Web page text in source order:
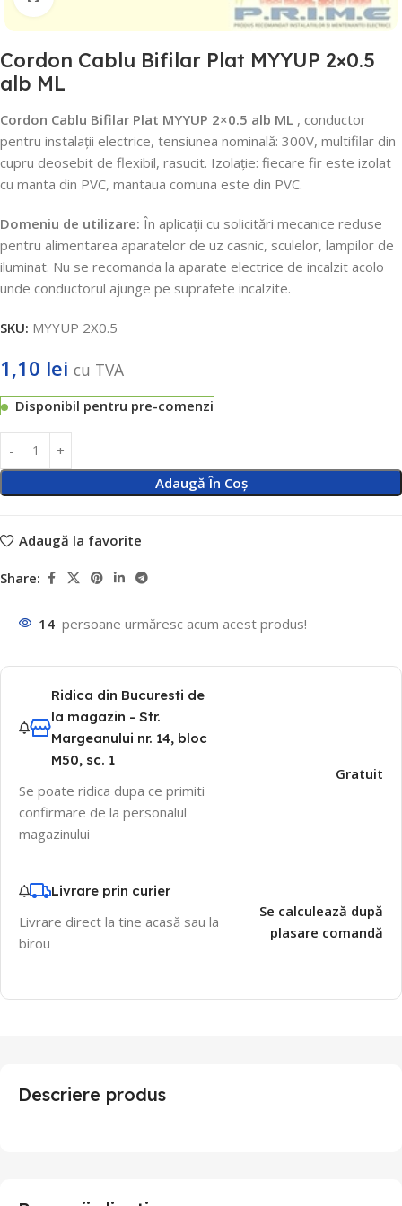
Cordon Cablu Bifilar Plat MYYUP 2×0.5
alb ML
Cordon Cablu Bifilar Plat MYYUP 2×0.5 alb ML , conductor
pentru instalații electrice, tensiunea nominală: 300V, multifilar din
cupru deosebit de flexibil, rasucit. Izolație: fiecare fir este izolat
cu manta din PVC, mantaua comuna este din PVC.
Domeniu de utilizare: În aplicații cu solicitări mecanice reduse
pentru alimentarea aparatelor de uz casnic, sculelor, lampilor de
iluminat. Nu se recomanda la aparate electrice de incalzit acolo
unde conductorul ajunge pe suprafete incalzite.
SKU: MYYUP 2X0.5
1,10 lei cu TVA
Disponibil pentru pre-comenzi
Adaugă În Coș
Adaugă la favorite
Share:
14 persoane urmăresc acum acest produs!
Ridica din Bucuresti de
la magazin - Str.
Margeanului nr. 14, bloc
M50, sc. 1
Se poate ridica dupa ce primiti
confirmare de la personalul
magazinului
Gratuit
Livrare prin curier
Livrare direct la tine acasă sau la
birou
Se calculează după
plasare comandă
Descriere produs